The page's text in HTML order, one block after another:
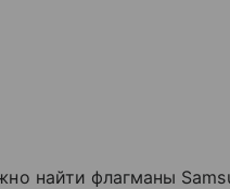
найти флагманы